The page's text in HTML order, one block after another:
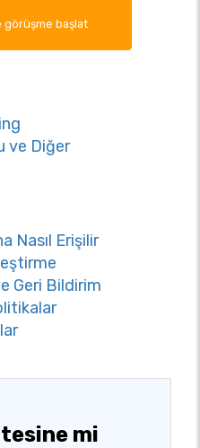
görüşme başlat
ve Diğer
Nasıl Erişilir
Geri Bildirim
mi